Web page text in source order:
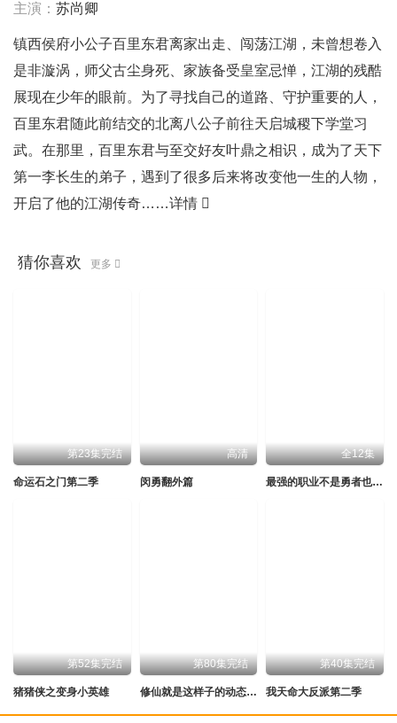
主演： 苏尚卿
镇西侯府小公子百里东君离家出走、闯荡江湖，未曾想卷入
是非漩涡，师父古尘身死、家族备受皇室忌惮，江湖的残酷
展现在少年的眼前。为了寻找自己的道路、守护重要的人，
百里东君随此前结交的北离八公子前往天启城稷下学堂习
武。在那里，百里东君与至交好友叶鼎之相识，成为了天下
第一李长生的弟子，遇到了很多后来将改变他一生的人物，
开启了他的江湖传奇……详情
猜你喜欢 更多
第23集完结
命运石之门第二季
高清
闵勇翻外篇
全12集
最强的职业不是勇者也不是贤者好像是鉴定士(伪)的样子?
第52集完结
猪猪侠之变身小英雄
第80集完结
修仙就是这样子的动态漫画
第40集完结
我天命大反派第二季